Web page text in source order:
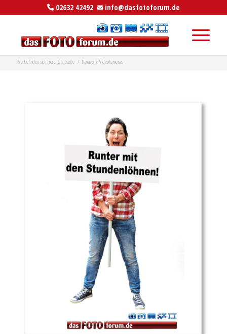
02632 42492 info@dasfotoforum.de
Sie befinden sich hier: Startseite / Panasonic Videokameras